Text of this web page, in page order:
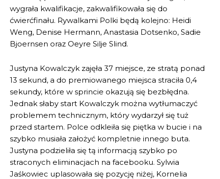
wygrała kwalifikacje, zakwalifikowała się do
ćwierćfinału. Rywalkami Polki będą kolejno: Heidi
Weng, Denise Hermann, Anastasia Dotsenko, Sadie
Bjoernsen oraz Oeyre Silje Slind.
Justyna Kowalczyk zajęła 37 miejsce, ze stratą ponad
13 sekund, a do premiowanego miejsca straciła 0,4
sekundy, które w sprincie okazują się bezbłędna.
Jednak słaby start Kowalczyk można wytłumaczyć
problemem technicznym, który wydarzył się tuż
przed startem. Polce odkleiła się piętka w bucie i na
szybko musiała założyć kompletnie innego buta.
Justyna podzieliła się tą informacją szybko po
straconych eliminacjach na facebooku. Sylwia
Jaśkowiec uplasowała się pozycję niżej, Kornelia